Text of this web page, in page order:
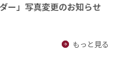
ー」写真変更のお知らせ
もっと見る